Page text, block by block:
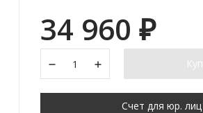
34 960 ₽
Счет для юр. лиц